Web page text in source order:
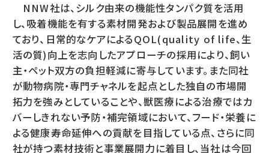
NNW社は、シルク由来の機能性タンパク質を活用
し、吸着機能を有する素材開発および製品展開を進め
ており、日常的なケアによるQOL(quality of life、生
活の質)向上を志向したアプローチの採用により、飼い
主・ペット双方の負担軽減に寄与しています。また同社
が動物病院・専門チャネルを起点とした独自の市場開
拓力を強みとしていることや、獣医療による治療ではカ
バーしきれない予防・補完領域において、フード・栄養に
よる健康寿命延伸への貢献を目指している点、さらに同
社が持つ素材技術と事業展開力に着目し、当社は今回